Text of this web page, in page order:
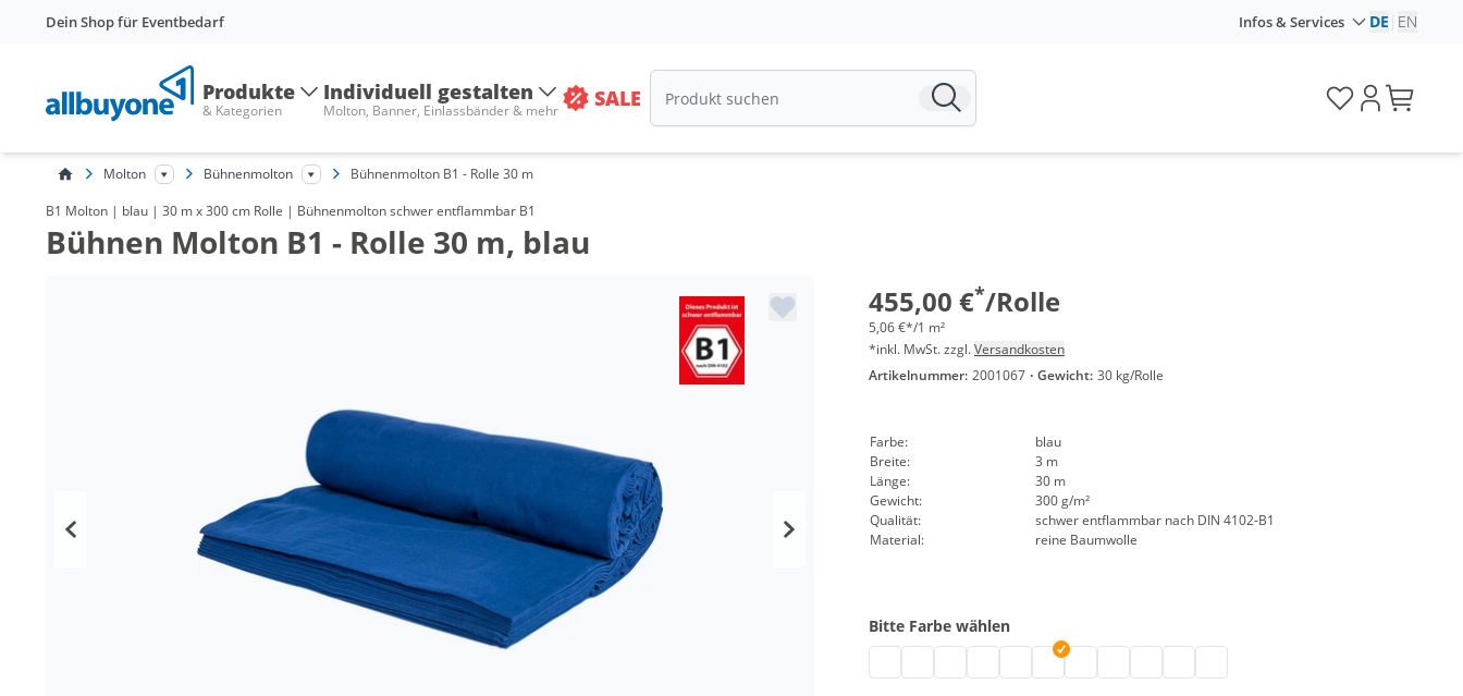
Dein Shop für Eventbedarf Infos & Services DE EN
Produkte
& Kategorien
Individuell gestalten
Molton, Banner, Einlassbänder & mehr SALE
Molton Bühnenmolton Bühnenmolton B1 - Rolle 30 m
B1 Molton | blau | 30 m x 300 cm Rolle | Bühnenmolton schwer entflammbar B1
Bühnen Molton B1 - Rolle 30 m, blau
455,00 €*/Rolle
5,06 €*/1 m²
*inkl. MwSt. zzgl.Versandkosten
Artikelnummer: 2001067 · Gewicht: 30 kg/Rolle
Farbe:
blau
Breite:
3 m
Länge:
30 m
Gewicht:
300 g/m²
Qualität:
schwer entflammbar nach DIN 4102-B1
Material:
reine Baumwolle
Bitte Farbe wählen
Bühnenmolton Stoffballen | grau
Bühnenmolton günstig | natur
Bühnenmolton | schwarz
Molton Bühnenstoff | weiß
Molton | bordeaux
B1 Molton | blau
Bühnen Molton Stoff | dunkelblau